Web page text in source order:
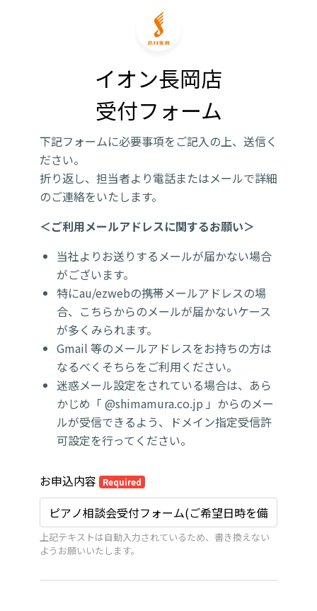
イオン長岡店
受付フォーム
下記フォームに必要事項をご記入の上、送信く
ださい。
折り返し、担当者より電話またはメールで詳細
のご連絡をいたします。
＜ご利用メールアドレスに関するお願い＞
当社よりお送りするメールが届かない場合
がございます。
特にau/ezwebの携帯メールアドレスの場
合、こちらからのメールが届かないケース
が多くみられます。
Gmail 等のメールアドレスをお持ちの方は
なるべくそちらをご利用ください。
迷惑メール設定をされている場合は、あら
かじめ「 @shimamura.co.jp 」からのメー
ルが受信できるよう、ドメイン指定受信許
可設定を行ってください。
お申込内容 Required
上記テキストは自動入力されているため、書き換えない
ようお願いいたします。